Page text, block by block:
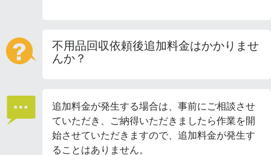
不用品回収依頼後追加料金はかかりませ
んか？
追加料金が発生する場合は、事前にご相談させ
ていただき、ご納得いただきましたら作業を開
始させていただきますので、追加料金が発生す
ることはありません。